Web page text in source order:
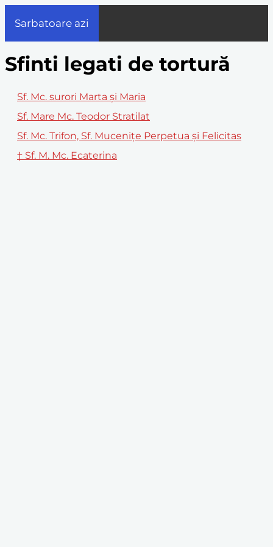
Sarbatoare azi
Sfinti legati de tortură
Sf. Mc. surori Marta şi Maria
Sf. Mare Mc. Teodor Stratilat
Sf. Mc. Trifon, Sf. Muceniţe Perpetua şi Felicitas
† Sf. M. Mc. Ecaterina